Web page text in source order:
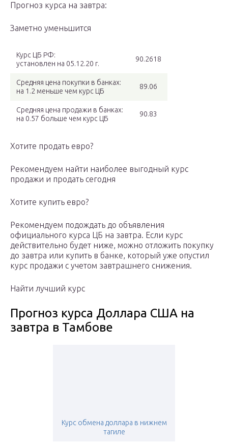
Прогноз курса на завтра:
Заметно уменьшится
Курс ЦБ РФ:
установлен на 05.12.20 г.
90.2618
Средняя цена покупки в банках:
на 1.2 меньше чем курс ЦБ
89.06
Средняя цена продажи в банках:
на 0.57 больше чем курс ЦБ
90.83
Хотите продать евро?
Рекомендуем найти наиболее выгодный курс
продажи и продать сегодня
Хотите купить евро?
Рекомендуем подождать до объявления
официального курса ЦБ на завтра. Если курс
действительно будет ниже, можно отложить покупку
до завтра или купить в банке, который уже опустил
курс продажи с учетом завтрашнего снижения.
Найти лучший курс
Прогноз курса Доллара США на
завтра в Тамбове
Курс обмена доллара в нижнем
тагиле